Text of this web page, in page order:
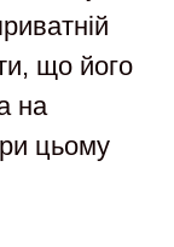
що його
на
цьому